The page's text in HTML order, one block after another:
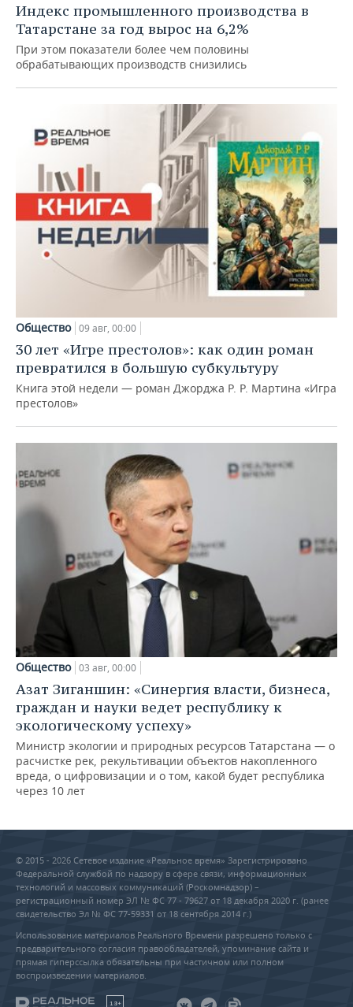
Индекс промышленного производства в
Татарстане за год вырос на 6,2%
При этом показатели более чем половины
обрабатывающих производств снизились
Общество 09 авг, 00:00
30 лет «Игре престолов»: как один роман
превратился в большую субкультуру
Книга этой недели — роман Джорджа Р. Р. Мартина «Игра
престолов»
Общество 03 авг, 00:00
Азат Зиганшин: «Синергия власти, бизнеса,
граждан и науки ведет республику к
экологическому успеху»
Министр экологии и природных ресурсов Татарстана — о
расчистке рек, рекультивации объектов накопленного
вреда, о цифровизации и о том, какой будет республика
через 10 лет
© 2015 - 2026 Сетевое издание «Реальное время» Зарегистрировано
Федеральной службой по надзору в сфере связи, информационных
технологий и массовых коммуникаций (Роскомнадзор) –
регистрационный номер ЭЛ № ФС 77 - 79627 от 18 декабря 2020 г. (ранее
свидетельство Эл № ФС 77-59331 от 18 сентября 2014 г.)
Использование материалов Реального Времени разрешено только с
предварительного согласия правообладателей, упоминание сайта и
прямая гиперссылка обязательны при частичном или полном
воспроизведении материалов.
18+